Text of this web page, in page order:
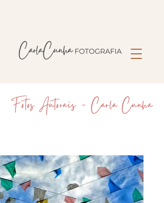
Fotos Autorais - Carla Cunha